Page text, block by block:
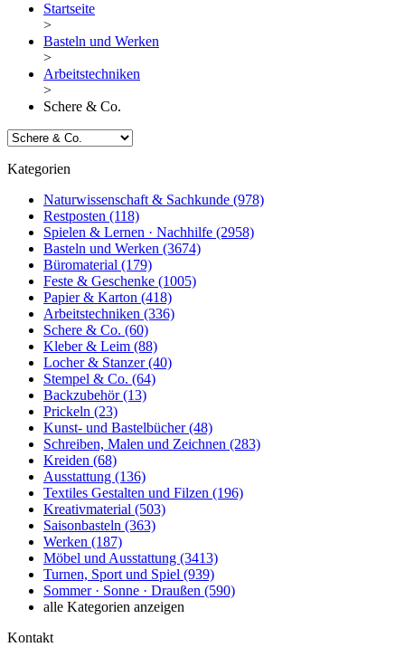
Startseite
>
Basteln und Werken
>
Arbeitstechniken
>
Schere & Co.
Kategorien
Naturwissenschaft & Sachkunde (978)
Restposten (118)
Spielen & Lernen · Nachhilfe (2958)
Basteln und Werken (3674)
Büromaterial (179)
Feste & Geschenke (1005)
Papier & Karton (418)
Arbeitstechniken (336)
Schere & Co. (60)
Kleber & Leim (88)
Locher & Stanzer(40)
Stempel & Co. (64)
Backzubehör(13)
Prickeln (23)
Kunst- und Bastelbücher(48)
Schreiben, Malen und Zeichnen (283)
Kreiden (68)
Ausstattung (136)
Textiles Gestalten und Filzen (196)
Kreativmaterial (503)
Saisonbasteln (363)
Werken (187)
Möbel und Ausstattung (3413)
Turnen, Sport und Spiel (939)
Sommer · Sonne · Draußen (590)
alle Kategorien anzeigen
Kontakt